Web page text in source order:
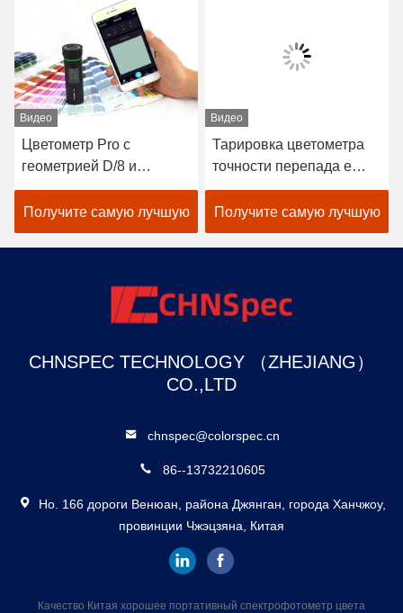
Видео
Цветометр Pro с
геометрией D/8 и
спектральным датчиком
для более точного
измерения
Получите самую лучшую
Видео
Тарировка цветометра
точности перепада e
СИД D/8 SCI
автоматическая
Анализатор цвета краски
Получите самую лучшую
CHNSPEC TECHNOLOGY （ZHEJIANG）
CO.,LTD
chnspec@colorspec.cn
86--13732210605
Но. 166 дороги Венюан, района Джянган, города Ханчжоу,
провинции Чжэцзяна, Китая
Качество Китая хорошее портативный спектрофотометр цвета